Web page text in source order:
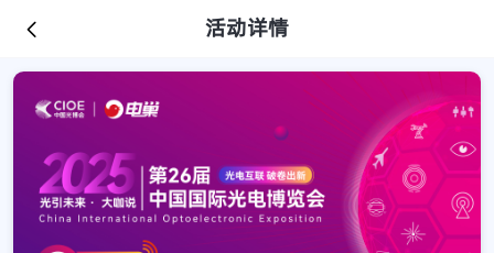
活动详情